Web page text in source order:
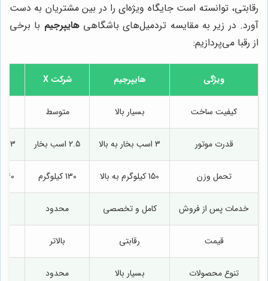
رقابتی، توانسته است جایگاه ویژه‌ای را در بین مشتریان به دست
آورد. در زیر به مقایسه تردمیل‌های باشگاهیهایپرجیم با برخی
از رقبا می‌پردازیم:
ویژگی هایپرجیم شرکت X
کیفیت ساخت بسیار بالا متوسط
قدرت موتور 3 اسب بخار به بالا 2.5 اسب بخار 3 اسب بخار
تحمل وزن 150 کیلوگرم به بالا 130 کیلوگرم 140 کیلوگرم
خدمات پس از فروش کامل و تخصصی محدود
قیمت رقابتی بالاتر
تنوع محصولات بسیار بالا محدود